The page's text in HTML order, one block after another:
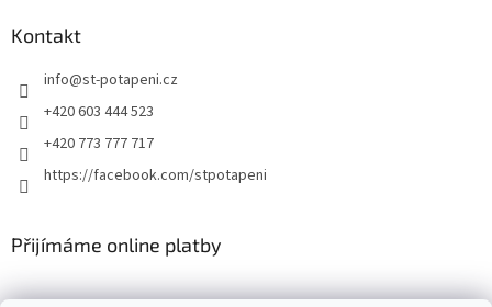
Kontakt
info@st-potapeni.cz
+420 603 444 523
+420 773 777 717
https://facebook.com/stpotapeni
Přijímáme online platby